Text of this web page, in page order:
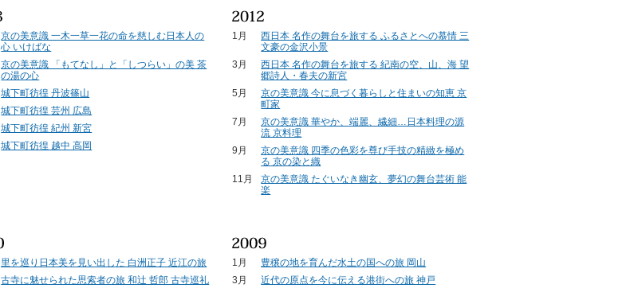
京の美意識 一木一草一花の命を慈しむ日本人の
心 いけばな
京の美意識 「もてなし」と「しつらい」の美 茶
の湯の心
城下町彷徨 丹波篠山
城下町彷徨 芸州 広島
城下町彷徨 紀州 新宮
城下町彷徨 越中 高岡
1月
西日本 名作の舞台を旅する ふるさとへの慕情 三
文豪の金沢小景
3月
西日本 名作の舞台を旅する 紀南の空、山、海 望
郷詩人・春夫の新宮
5月
京の美意識 今に息づく暮らしと住まいの知恵 京
町家
7月
京の美意識 華やか、端麗、繊細…日本料理の源
流 京料理
9月
京の美意識 四季の色彩を尊び手技の精緻を極め
る 京の染と織
11月
京の美意識 たぐいなき幽玄、夢幻の舞台芸術 能
楽
里を巡り日本美を見い出した 白洲正子 近江の旅
古寺に魅せられた思索者の旅 和辻 哲郎 古寺巡礼
1月
豊穣の地を育んだ水土の国への旅 岡山
3月
近代の原点を今に伝える港街への旅 神戸